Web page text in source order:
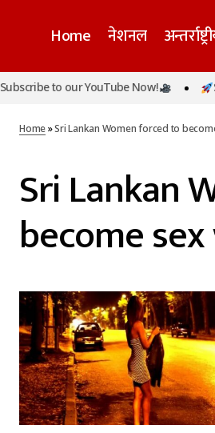
Home नेशनल
to our YouTube Now!
Home»Sri Lankan Women forced to
Sri Lankan
become